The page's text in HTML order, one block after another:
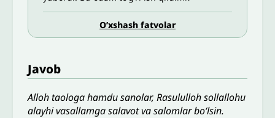
O’xshash fatvolar
Javob
Alloh taologa hamdu sanolar, Rasululloh sollallohu
alayhi vasallamga salavot va salomlar bo‘lsin.